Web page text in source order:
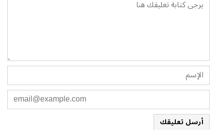
أرسل تعليقك